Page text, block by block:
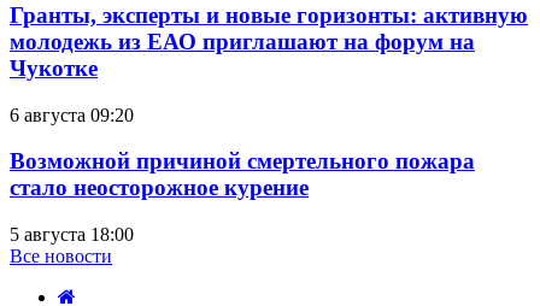
Гранты, эксперты и новые горизонты: активную
молодежь из ЕАО приглашают на форум на
Чукотке
6 августа 09:20
Возможной причиной смертельного пожара
стало неосторожное курение
5 августа 18:00
Все новости